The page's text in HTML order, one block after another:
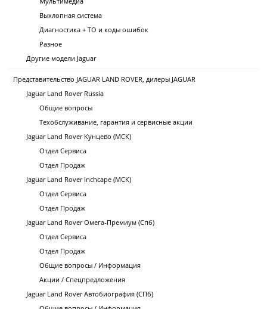
Выхлопная система
Диагностика + ТО и коды ошибок
Разное
Другие модели Jaguar
Представительство JAGUAR LAND ROVER, дилеры JAGUAR
Jaguar Land Rover Russia
Общие вопросы
Техобслуживание, гарантия и сервисные акции
Jaguar Land Rover Кунцево (МСК)
Отдел Сервиса
Отдел Продаж
Jaguar Land Rover Inchcape (МСК)
Отдел Сервиса
Отдел Продаж
Jaguar Land Rover Омега-Премиум (Спб)
Отдел Сервиса
Отдел Продаж
Общие вопросы / Информация
Акции / Спецпредложения
Jaguar Land Rover Автобиография (СПб)